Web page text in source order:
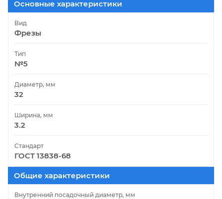
Основные характеристики
Вид
Фрезы
Тип
№5
Диаметр, мм
32
Ширина, мм
3.2
Стандарт
ГОСТ 13838-68
Общие характеристики
Внутренний посадочный диаметр, мм